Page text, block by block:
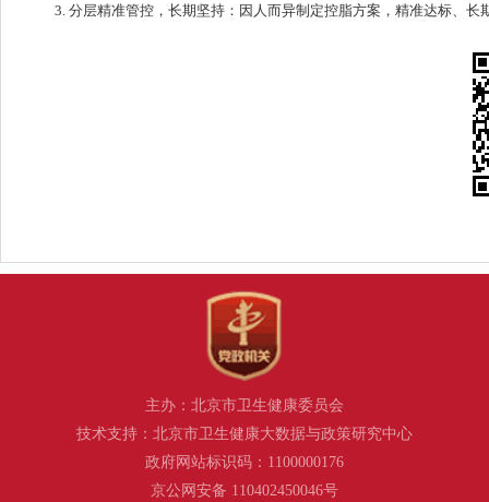
3. 分层精准管控，长期坚持：因人而异制定控脂方案，精准达标、
主办：北京市卫生健康委员会
技术支持：北京市卫生健康大数据与政策研究中心
政府网站标识码：1100000176
京公网安备 110402450046号